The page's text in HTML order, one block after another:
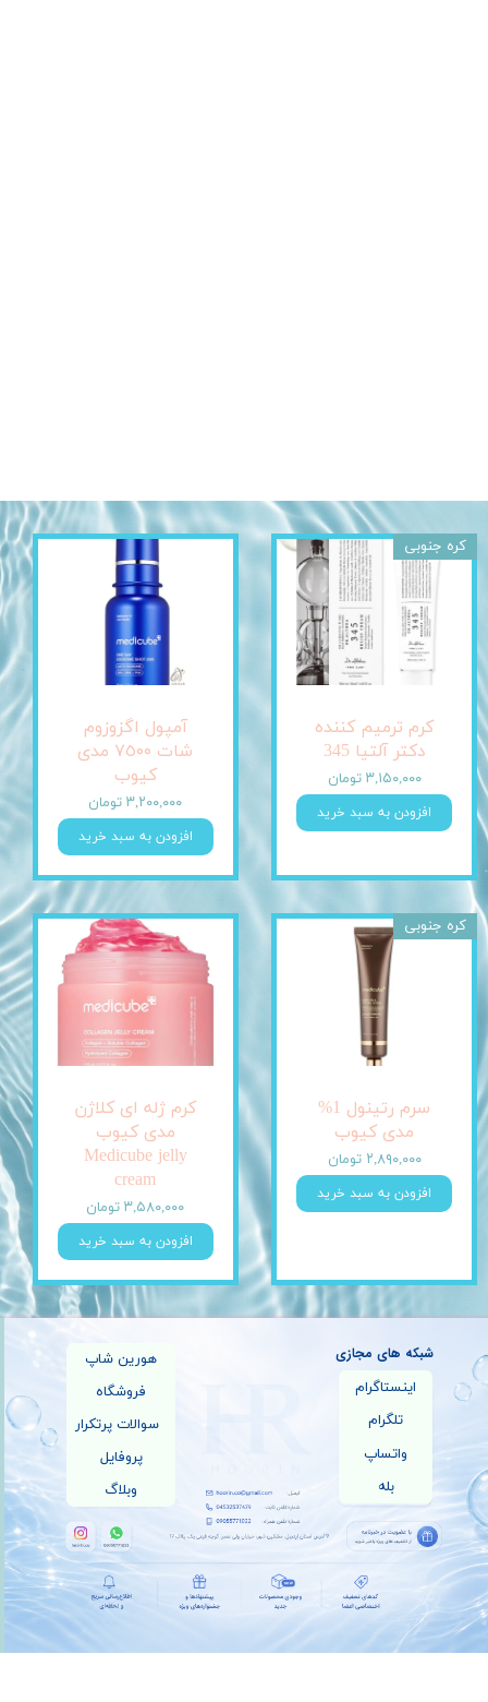
کرم ترمیم کننده
دکتر آلتیا 345
۳,۱۵۰,۰۰۰ تومان
افزودن به سبد خرید
کره جنوبی
آمپول اگزوزوم
شات ٧٥٠٠ مدی
کیوب
۳,۲۰۰,۰۰۰ تومان
افزودن به سبد خرید
سرم رتینول 1%
مدی کیوب
۲,۸۹۰,۰۰۰ تومان
افزودن به سبد خرید
کره جنوبی
کرم ژله ای کلاژن
مدی کیوب
Medicube jelly
cream
۳,۵۸۰,۰۰۰ تومان
افزودن به سبد خرید
هورین شاپ
فروشگاه
سوالات پرتکرار
پروفایل
وبلاگ
اینستاگرام
تلگرام
واتساپ
بله
شبکه های مجازی